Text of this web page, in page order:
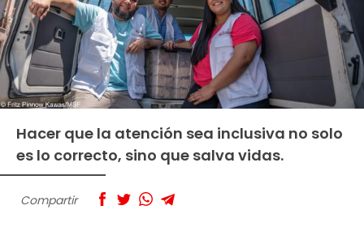
Hacer que la atención sea inclusiva no solo
es lo correcto, sino que salva vidas.
Compartir